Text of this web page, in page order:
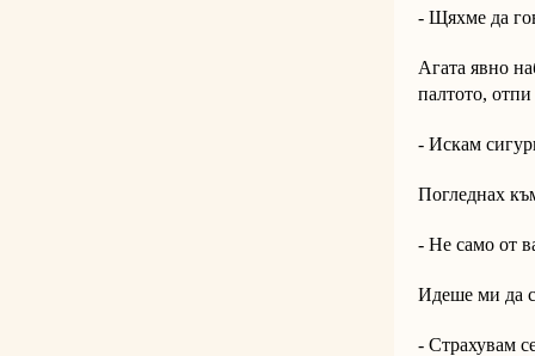
- Щяхме да
Агата явно
палтото,
- Искам
Погледнах
- Не само от
Идеше ми да
- Страхувам